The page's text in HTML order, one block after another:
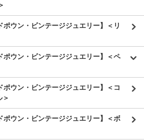
ポウン・ビンテージジュエリー】＜リ
ポウン・ビンテージジュエリー】＜ペ
ポウン・ビンテージジュエリー】＜コ
ポウン・ビンテージジュエリー】＜ボ